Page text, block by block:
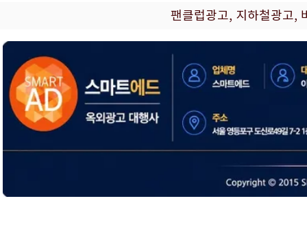
팬클럽광고, 지하철광고,